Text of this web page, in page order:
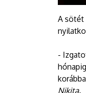
A sötét
-
Nikita.